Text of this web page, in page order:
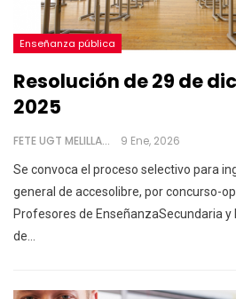
Enseñanza pública
Resolución de 29 de
2025
FETE UGT MELILLA 9 Ene, 2026
Se convoca el proceso selectivo para
general de accesolibre, por concurso-
Profesores de EnseñanzaSecundaria
de